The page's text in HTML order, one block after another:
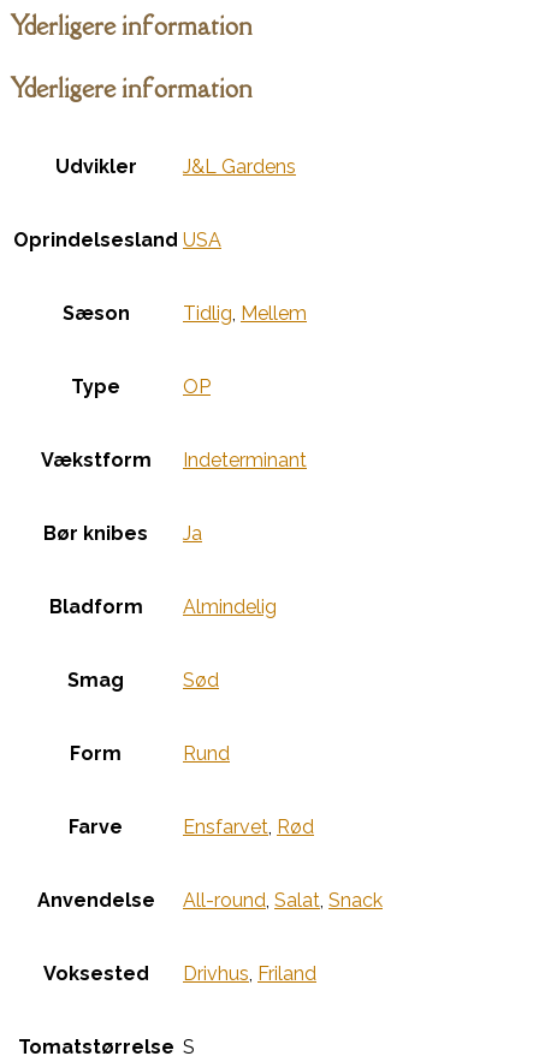
Yderligere information
Yderligere information
Udvikler J&L Gardens
Oprindelsesland USA
Sæson Tidlig, Mellem
Type OP
Vækstform Indeterminant
Bør knibes Ja
Bladform Almindelig
Smag Sød
Form Rund
Farve Ensfarvet, Rød
Anvendelse All-round, Salat, Snack
Voksested Drivhus, Friland
Tomatstørrelse S